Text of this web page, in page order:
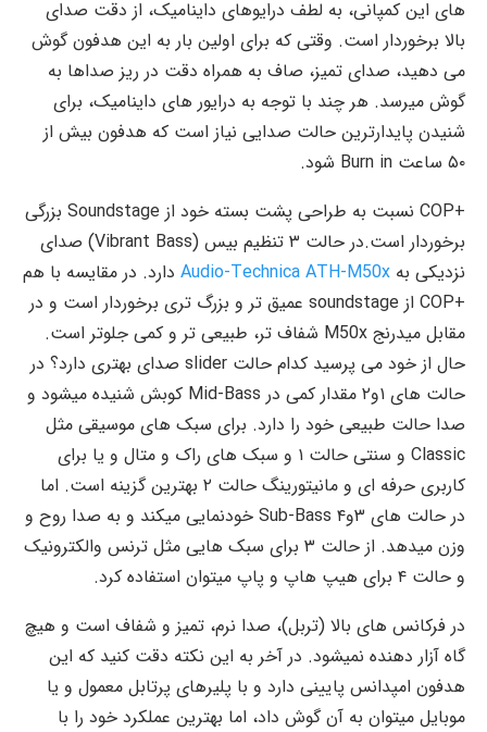
های این کمپانی، به لطف درایوهای داینامیک، از دقت صدای
بالا برخوردار است. وقتی که برای اولین بار به این هدفون گوش
می دهید، صدای تمیز، صاف به همراه دقت در ریز صداها به
گوش میرسد. هر چند با توجه به درایور های داینامیک، برای
شنیدن پایدارترین حالت صدایی نیاز است که هدفون بیش از
۵۰ ساعت Burn in شود.
+COP نسبت به طراحی پشت بسته خود از Soundstage بزرگی
برخوردار است.در حالت ۳ تنظیم بیس (Vibrant Bass) صدای
نزدیکی به Audio-Technica ATH-M50x دارد. در مقایسه با هم
+COP از soundstage عمیق تر و بزرگ تری برخوردار است و در
مقابل میدرنج M50x شفاف تر، طبیعی تر و کمی جلوتر است.
حال از خود می پرسید کدام حالت slider صدای بهتری دارد؟ در
حالت های ۱و۲ مقدار کمی در Mid-Bass کوبش شنیده میشود و
صدا حالت طبیعی خود را دارد. برای سبک های موسیقی مثل
Classic و سنتی حالت ۱ و سبک های راک و متال و یا برای
کاربری حرفه ای و مانیتورینگ حالت ۲ بهترین گزینه است. اما
در حالت های ۳و۴ Sub-Bass خودنمایی میکند و به صدا روح و
وزن میدهد. از حالت ۳ برای سبک هایی مثل ترنس والکترونیک
و حالت ۴ برای هیپ هاپ و پاپ میتوان استفاده کرد.
در فرکانس های بالا (تربل)، صدا نرم، تمیز و شفاف است و هیچ
گاه آزار دهنده نمیشود. در آخر به این نکته دقت کنید که این
هدفون امپدانس پایینی دارد و با پلیرهای پرتابل معمول و یا
موبایل میتوان به آن گوش داد، اما بهترین عملکرد خود را با